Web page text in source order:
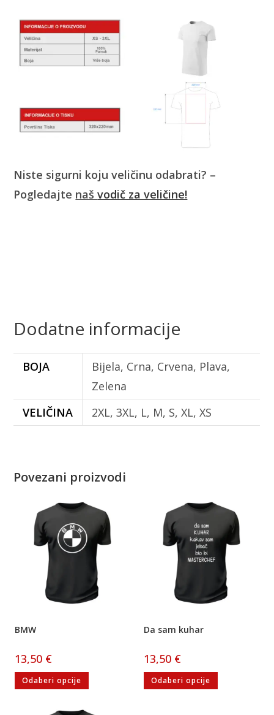
Niste sigurni koju veličinu odabrati? –
Pogledajte našvodič za veličine!
Dodatne informacije
BOJA
Bijela, Crna, Crvena, Plava,
Zelena
VELIČINA
2XL, 3XL, L, M, S, XL, XS
Povezani proizvodi
BMW
13,50 €
Odaberi opcije
Da sam kuhar
13,50 €
Odaberi opcije